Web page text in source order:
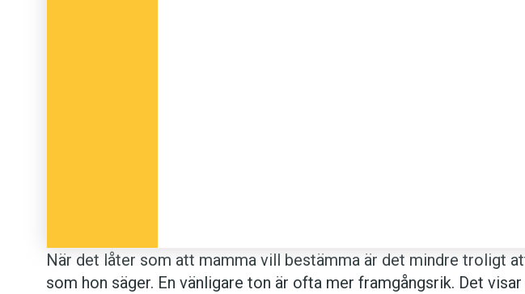
När det låter som att mamma vill bestämma är det mindre troligt
som hon säger. En vänligare ton är ofta mer framgångsrik. Det